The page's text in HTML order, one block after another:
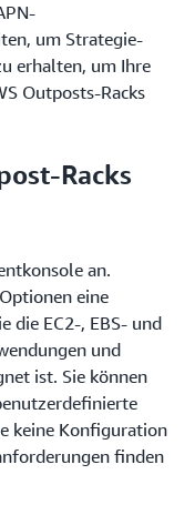
um Strategie-
erhalten, um Ihre
Outposts-Racks
Racks
an.
eine
die EC2-, EBS- und
und
ist. Sie können
keine Konfiguration
finden